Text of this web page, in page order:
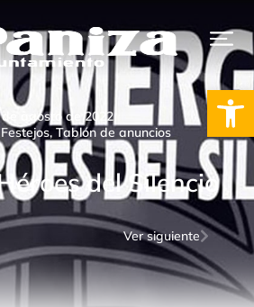
agosto de 2022
, Tablón de anuncios
del Silencio
Ver siguiente